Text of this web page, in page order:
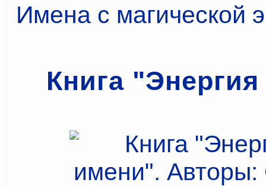
Имена с магической
Книга